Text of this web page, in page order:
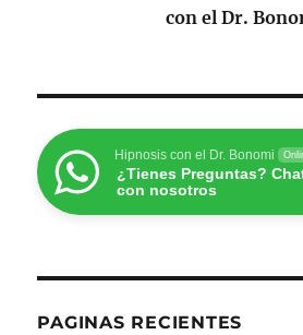
con el Dr.
Hipnosis con el Dr. Bonomi
¿Tienes Preguntas?
con nosotros
PAGINAS RECIENTES